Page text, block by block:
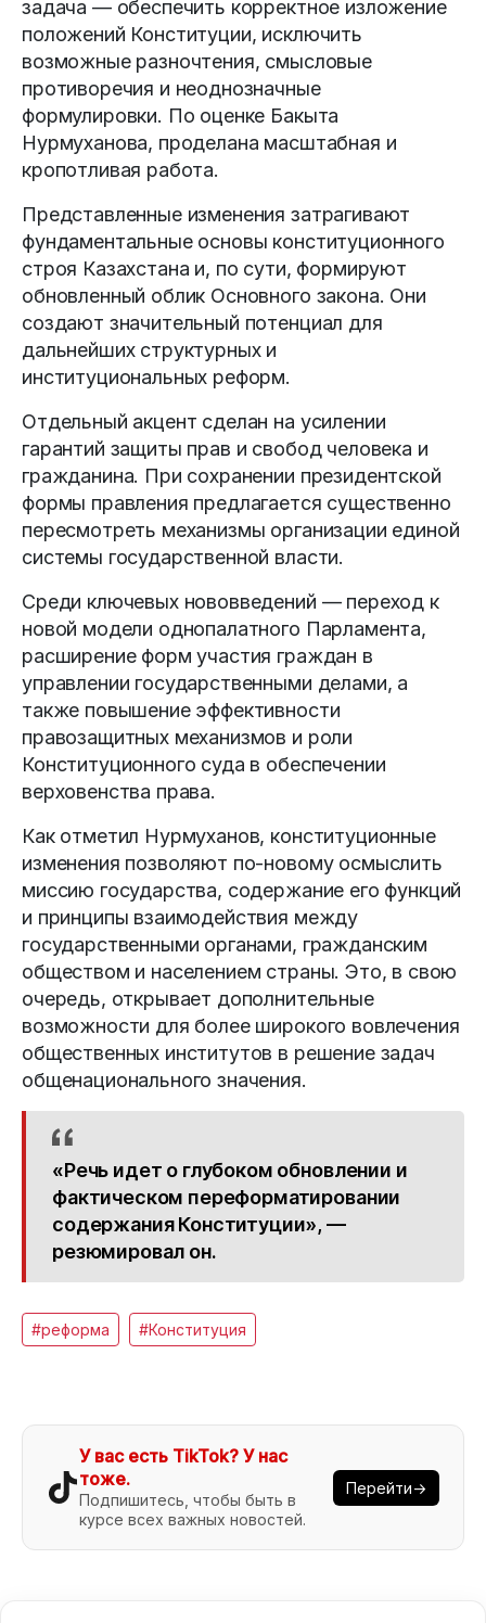
задача — обеспечить корректное изложение
положений Конституции, исключить
возможные разночтения, смысловые
противоречия и неоднозначные
формулировки. По оценке Бакыта
Нурмуханова, проделана масштабная и
кропотливая работа.
Представленные изменения затрагивают
фундаментальные основы конституционного
строя Казахстана и, по сути, формируют
обновленный облик Основного закона. Они
создают значительный потенциал для
дальнейших структурных и
институциональных реформ.
Отдельный акцент сделан на усилении
гарантий защиты прав и свобод человека и
гражданина. При сохранении президентской
формы правления предлагается существенно
пересмотреть механизмы организации единой
системы государственной власти.
Среди ключевых нововведений — переход к
новой модели однопалатного Парламента,
расширение форм участия граждан в
управлении государственными делами, а
также повышение эффективности
правозащитных механизмов и роли
Конституционного суда в обеспечении
верховенства права.
Как отметил Нурмуханов, конституционные
изменения позволяют по-новому осмыслить
миссию государства, содержание его функций
и принципы взаимодействия между
государственными органами, гражданским
обществом и населением страны. Это, в свою
очередь, открывает дополнительные
возможности для более широкого вовлечения
общественных институтов в решение задач
общенационального значения.
«Речь идет о глубоком обновлении и
фактическом переформатировании
содержания Конституции», —
резюмировал он.
#реформа #Конституция
У вас есть TikTok? У нас
тоже.
Подпишитесь, чтобы быть в
курсе всех важных новостей.
Перейти→